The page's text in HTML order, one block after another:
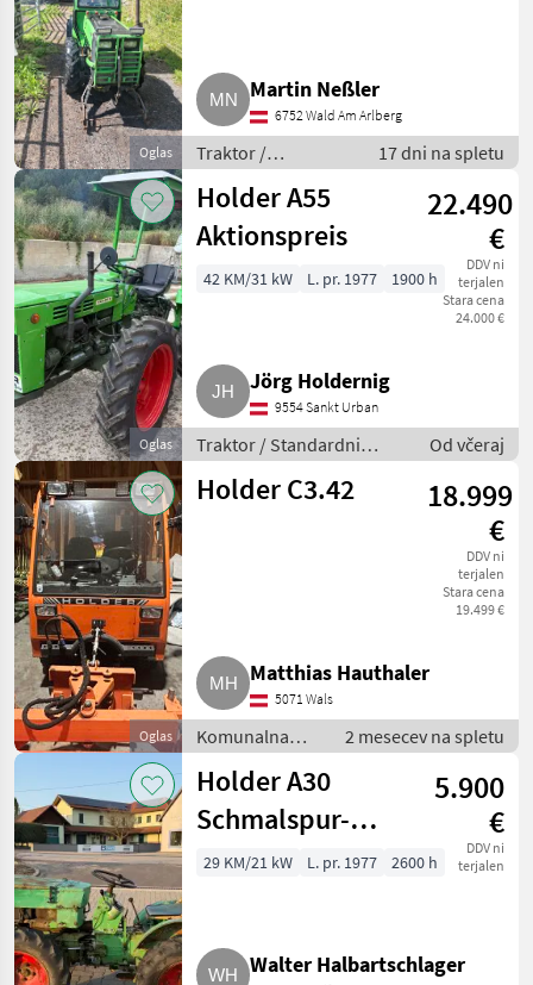
Oglas
Martin Neßler
6752 Wald Am Arlberg
Traktor /
Standardni traktor
17 dni na spletu
Oglas
Holder A55
Aktionspreis
22.490
€
DDV ni
terjalen
Stara cena
24.000 €
42 KM/31 kW L. pr. 1977 1900 h
Jörg Holdernig
9554 Sankt Urban
Traktor / Standardni
traktor
Od včeraj
Oglas
Holder C3.42
18.999
€
DDV ni
terjalen
Stara cena
19.499 €
Matthias Hauthaler
5071 Wals
Komunalna
oprema /
Komunalno
vozilo
2 mesecev na spletu
Holder A30
Schmalspur-
Traktor
5.900
€
DDV ni
terjalen
29 KM/21 kW L. pr. 1977 2600 h
Walter Halbartschlager